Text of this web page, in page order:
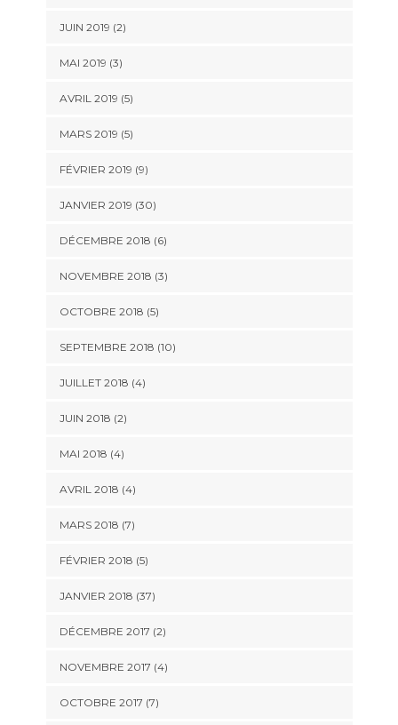
JUIN 2019 (2)
MAI 2019 (3)
AVRIL 2019 (5)
MARS 2019 (5)
FÉVRIER 2019 (9)
JANVIER 2019 (30)
DÉCEMBRE 2018 (6)
NOVEMBRE 2018 (3)
OCTOBRE 2018 (5)
SEPTEMBRE 2018 (10)
JUILLET 2018 (4)
JUIN 2018 (2)
MAI 2018 (4)
AVRIL 2018 (4)
MARS 2018 (7)
FÉVRIER 2018 (5)
JANVIER 2018 (37)
DÉCEMBRE 2017 (2)
NOVEMBRE 2017 (4)
OCTOBRE 2017 (7)